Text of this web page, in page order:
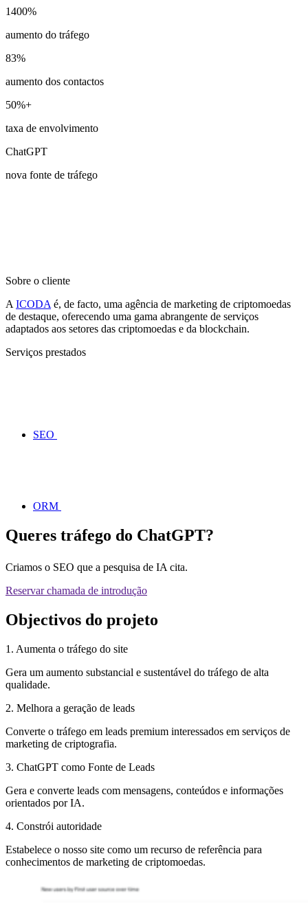
1400%
aumento do tráfego
83%
aumento dos contactos
50%+
taxa de envolvimento
ChatGPT
nova fonte de tráfego
Sobre o cliente
A ICODA é, de facto, uma agência de marketing de criptomoedas
de destaque, oferecendo uma gama abrangente de serviços
adaptados aos setores das criptomoedas e da blockchain.
Serviços prestados
SEO
ORM
Queres tráfego do ChatGPT?
Criamos o SEO que a pesquisa de IA cita.
Reservar chamada de introdução
Objectivos do projeto
1. Aumenta o tráfego do site
Gera um aumento substancial e sustentável do tráfego de alta
qualidade.
2. Melhora a geração de leads
Converte o tráfego em leads premium interessados em serviços de
marketing de criptografia.
3. ChatGPT como Fonte de Leads
Gera e converte leads com mensagens, conteúdos e informações
orientados por IA.
4. Constrói autoridade
Estabelece o nosso site como um recurso de referência para
conhecimentos de marketing de criptomoedas.